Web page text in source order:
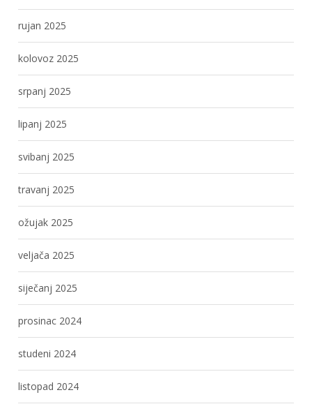
rujan 2025
kolovoz 2025
srpanj 2025
lipanj 2025
svibanj 2025
travanj 2025
ožujak 2025
veljača 2025
siječanj 2025
prosinac 2024
studeni 2024
listopad 2024